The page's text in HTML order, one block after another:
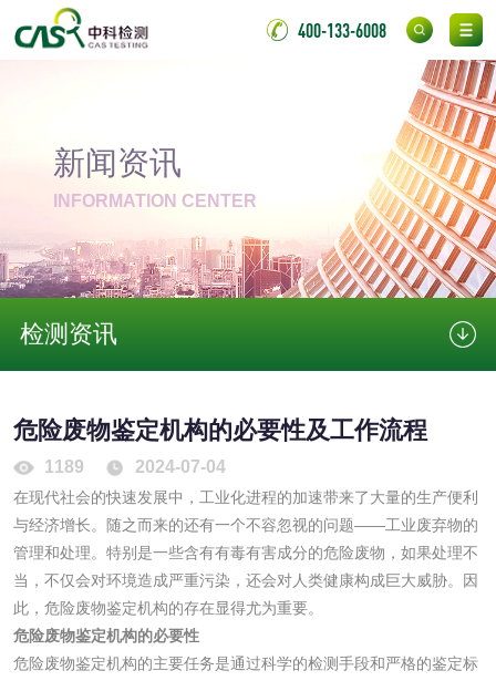
400-133-6008
新闻资讯
INFORMATION CENTER
检测资讯
危险废物鉴定机构的必要性及工作流程
1189 2024-07-04
在现代社会的快速发展中，工业化进程的加速带来了大量的生产便利
与经济增长。随之而来的还有一个不容忽视的问题——工业废弃物的
管理和处理。特别是一些含有有毒有害成分的危险废物，如果处理不
当，不仅会对环境造成严重污染，还会对人类健康构成巨大威胁。因
此，危险废物鉴定机构的存在显得尤为重要。
危险废物鉴定机构的必要性
危险废物鉴定机构的主要任务是通过科学的检测手段和严格的鉴定标
伸缩警棍检测
镀膜抗菌玻璃检测
光触媒检测
消毒产品备案 防螨除螨检测
微生物检测
化妆品